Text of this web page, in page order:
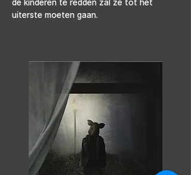
de kinderen te redden zal ze tot het
uiterste moeten gaan.